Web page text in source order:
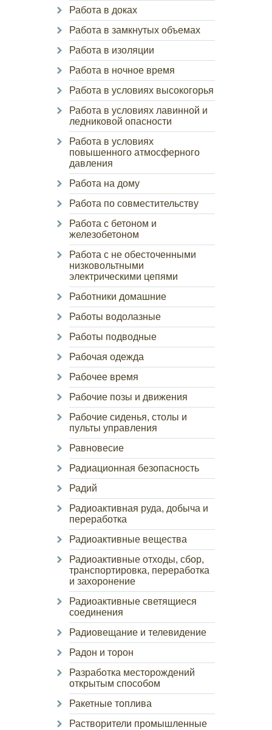
Работа в доках
Работа в замкнутых объемах
Работа в изоляции
Работа в ночное время
Работа в условиях высокогорья
Работа в условиях лавинной и
ледниковой опасности
Работа в условиях
повышенного атмосферного
давления
Работа на дому
Работа по совместительству
Работа с бетоном и
железобетоном
Работа с не обесточенными
низковольтными
электрическими цепями
Работники домашние
Работы водолазные
Работы подводные
Рабочая одежда
Рабочее время
Рабочие позы и движения
Рабочие сиденья, столы и
пульты управления
Равновесие
Радиационная безопасность
Радий
Радиоактивная руда, добыча и
переработка
Радиоактивные вещества
Радиоактивные отходы, сбор,
транспортировка, переработка
и захоронение
Радиоактивные светящиеся
соединения
Радиовещание и телевидение
Радон и торон
Разработка месторождений
открытым способом
Ракетные топлива
Растворители промышленные